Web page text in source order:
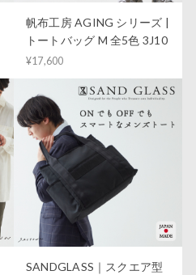
帆布工房 AGING シリーズ |
トートバッグ M 全5色 3J10
¥17,600
SANDGLASS｜スクエア型